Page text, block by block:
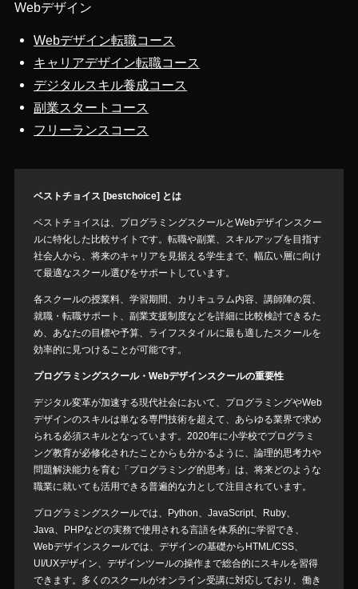
Webデザイン
Webデザイン転職コース
キャリアデザイン転職コース
デジタルスキル養成コース
副業スタートコース
フリーランスコース
ベストチョイス [bestchoice] とは
ベストチョイスは、プログラミングスクールとWebデザインスクー
ルに特化した比較サイトです。転職や副業、スキルアップを目指す
社会人から、将来のキャリアを見据える学生まで、幅広い層に向け
て最適なスクール選びをサポートしています。
各スクールの授業料、学習期間、カリキュラム内容、講師陣の質、
就職・転職サポート、副業支援制度などを詳細に比較検討できるた
め、あなたの目標や予算、ライフスタイルに最も適したスクールを
効率的に見つけることが可能です。
プログラミングスクール・Webデザインスクールの重要性
デジタル変革が加速する現代社会において、プログラミングやWeb
デザインのスキルは単なる専門技術を超えて、あらゆる業界で求め
られる必須スキルとなっています。2020年に小学校でプログラミ
ング教育が必修化されたことからも分かるように、論理的思考力や
問題解決能力を育む「プログラミング的思考」は、将来どのような
職業に就いても活用できる普遍的な力として注目されています。
プログラミングスクールでは、Python、JavaScript、Ruby、
Java、PHPなどの実務で使用される言語を体系的に学習でき、
Webデザインスクールでは、デザインの基礎からHTML/CSS、
UI/UXデザイン、デザインツールの操作まで総合的にスキルを習得
できます。多くのスクールがオンライン受講に対応しており、働き